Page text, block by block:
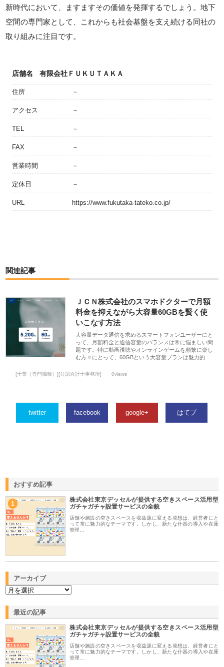
新時代において、ますますその価値を発揮するでしょう。地下
空間の専門家として、これからも社会基盤を支え続ける同社の
取り組みに注目です。
店舗名 有限会社ＦＵＫＵＴＡＫＡ
住所 －
アクセス －
TEL －
FAX －
営業時間 －
定休日 －
URL https://www.fukutaka-tateko.co.jp/
関連記事
ＪＣＮ株式会社のスマホドクターで月額
料金を抑えながら大容量60GBを賢く使
いこなす方法
大容量データ通信を求めるスマートフォンユーザーにと
って、月額料金と通信容量のバランスは常に悩ましい問
題です。特に動画視聴やオンラインゲームを頻繁に楽し
む方々にとって、60GBという大容量プランは魅力的…
[士業（専門職種）][公認会計士事務所] 0views
twitter facebook google+ はてブ
おすすめ記事
1
株式会社東京デッセルが提供する空きスペース活用型
ガチャガチャ設置サービスの全貌
店舗や施設の空きスペースを収益源に変える発想は、経営者にと
って常に魅力的なテーマです。しかし、新たな什器の導入や在庫
管理…
アーカイブ
最近の記事
株式会社東京デッセルが提供する空きスペース活用型
ガチャガチャ設置サービスの全貌
店舗や施設の空きスペースを収益源に変える発想は、経営者にと
って常に魅力的なテーマです。しかし、新たな什器の導入や在庫
管理…